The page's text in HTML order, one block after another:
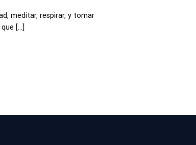
meditar, respirar, y tomar
[...]